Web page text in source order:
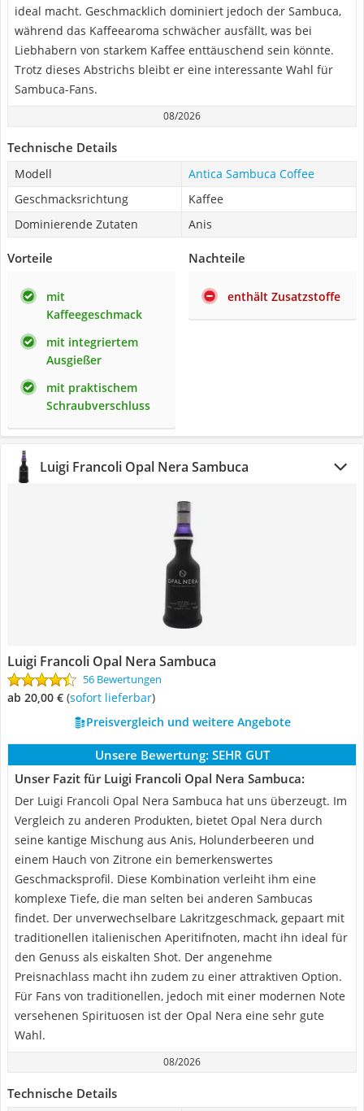
ideal macht. Geschmacklich dominiert jedoch der Sambuca,
während das Kaffeearoma schwächer ausfällt, was bei
Liebhabern von starkem Kaffee enttäuschend sein könnte.
Trotz dieses Abstrichs bleibt er eine interessante Wahl für
Sambuca-Fans.
08/2026
Technische Details
Modell
Antica Sambuca Coffee
Geschmacksrichtung
Kaffee
Dominierende Zutaten
Anis
Vorteile
mit
Kaffeegeschmack
mit integriertem
Ausgießer
mit praktischem
Schraubverschluss
Nachteile
enthält Zusatzstoffe
Luigi Francoli Opal Nera Sambuca
Luigi Francoli Opal Nera Sambuca
56 Bewertungen
ab 20,00 € ( Sofort lieferbar)
Preisvergleich und weitere Angebote
Unsere Bewertung: SEHR GUT
Unser Fazit für Luigi Francoli Opal Nera Sambuca:
Der Luigi Francoli Opal Nera Sambuca hat uns überzeugt. Im
Vergleich zu anderen Produkten, bietet Opal Nera durch
seine kantige Mischung aus Anis, Holunderbeeren und
einem Hauch von Zitrone ein bemerkenswertes
Geschmacksprofil. Diese Kombination verleiht ihm eine
komplexe Tiefe, die man selten bei anderen Sambucas
findet. Der unverwechselbare Lakritzgeschmack, gepaart mit
traditionellen italienischen Aperitifnoten, macht ihn ideal für
den Genuss als eiskalten Shot. Der angenehme
Preisnachlass macht ihn zudem zu einer attraktiven Option.
Für Fans von traditionellen, jedoch mit einer modernen Note
versehenen Spirituosen ist der Opal Nera eine sehr gute
Wahl.
08/2026
Technische Details